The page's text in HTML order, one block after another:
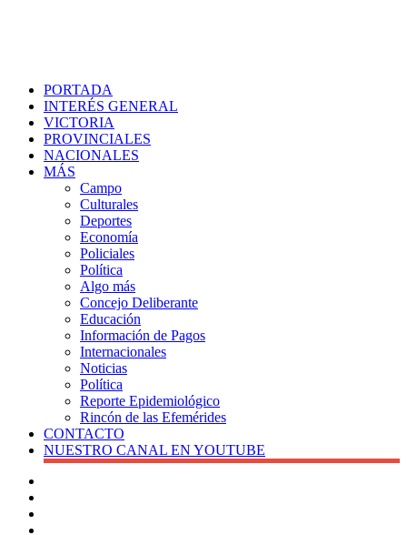
PORTADA
INTERÉS GENERAL
VICTORIA
PROVINCIALES
NACIONALES
MÁS
Campo
Culturales
Deportes
Economía
Policiales
Política
Algo más
Concejo Deliberante
Educación
Información de Pagos
Internacionales
Noticias
Política
Reporte Epidemiológico
Rincón de las Efemérides
CONTACTO
NUESTRO CANAL EN YOUTUBE